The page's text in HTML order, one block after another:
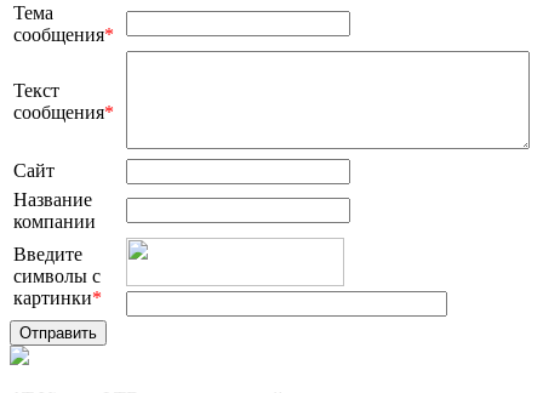
Тема
сообщения*
Текст
сообщения*
Сайт
Название
компании
Введите
символы с
картинки*